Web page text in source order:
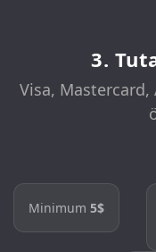
3.
Visa, Mastercard,
Minimum5$